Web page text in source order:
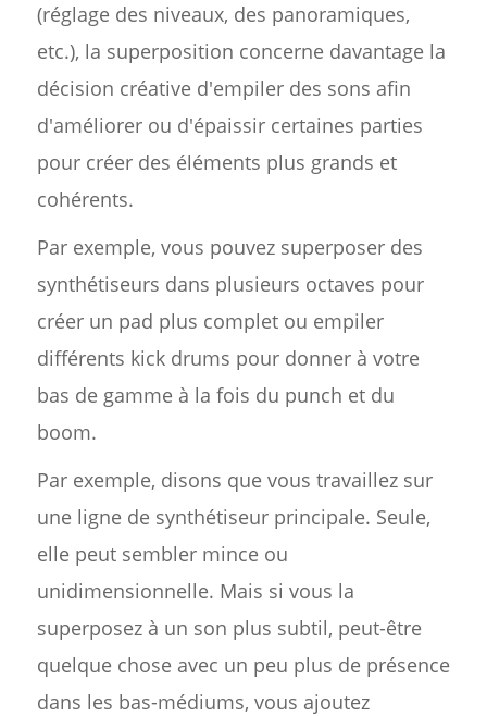
(réglage des niveaux, des panoramiques,
etc.), la superposition concerne davantage la
décision créative d'empiler des sons afin
d'améliorer ou d'épaissir certaines parties
pour créer des éléments plus grands et
cohérents.
Par exemple, vous pouvez superposer des
synthétiseurs dans plusieurs octaves pour
créer un pad plus complet ou empiler
différents kick drums pour donner à votre
bas de gamme à la fois du punch et du
boom.
Par exemple, disons que vous travaillez sur
une ligne de synthétiseur principale. Seule,
elle peut sembler mince ou
unidimensionnelle. Mais si vous la
superposez à un son plus subtil, peut-être
quelque chose avec un peu plus de présence
dans les bas-médiums, vous ajoutez